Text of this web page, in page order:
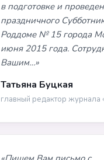
в подготовке и
праздничного
Роддоме № 15 города
июня 2015 года.
Вашим…»
Татьяна Буцкая
главный редактор журнала